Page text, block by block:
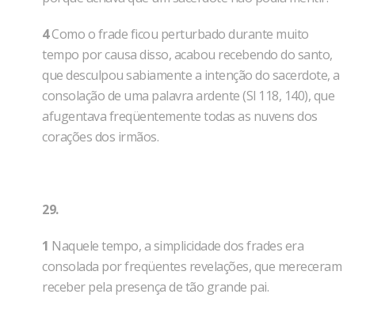
4Como o frade ficou perturbado durante muito
tempo por causa disso, acabou recebendo do santo,
que desculpou sabiamente a intenção do sacerdote, a
consolação de uma palavra ardente (Sl 118, 140), que
afugentava freqüentemente todas as nuvens dos
corações dos ir­mãos.
29.
1 Naquele tempo, a simplicidade dos frades era
consolada por freqüentes revelações, que mereceram
receber pela presença de tão grande pai.